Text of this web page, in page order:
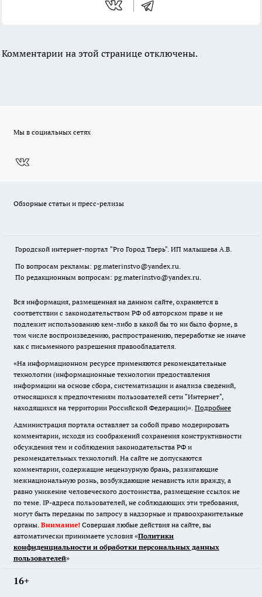
Комментарии на этой странице отключены.
Мы в социальных сетях
Обзорные статьи и пресс-релизы
Городской интернет-портал "Pro Город Тверь". ИП малышева А.В.
По вопросам рекламы: pg.materinstvo@yandex.ru.
По редакционным вопросам: pg.materinstvo@yandex.ru.
Вся информация, размещенная на данном сайте, охраняется в
соответствии с законодательством РФ об авторском праве и не
подлежит использованию кем-либо в какой бы то ни было форме, в
том числе воспроизведению, распространению, переработке не иначе
как с письменного разрешения правообладателя.
«На информационном ресурсе применяются рекомендательные
технологии (информационные технологии предоставления
информации на основе сбора, систематизации и анализа сведений,
относящихся к предпочтениям пользователей сети "Интернет",
находящихся на территории Российской Федерации)». Подробнее
Администрация портала оставляет за собой право модерировать
комментарии, исходя из соображений сохранения конструктивности
обсуждения тем и соблюдения законодательства РФ и
рекомендательных технологий. На сайте не допускаются
комментарии, содержащие нецензурную брань, разжигающие
межнациональную рознь, возбуждающие ненависть или вражду, а
равно унижение человеческого достоинства, размещение ссылок не
по теме. IP-адреса пользователей, не соблюдающих эти требования,
могут быть переданы по запросу в надзорные и правоохранительные
органы. Внимание! Совершая любые действия на сайте, вы
автоматически принимаете условия «Политики
конфиденциальности и обработки персональных данных
пользователей»
16+